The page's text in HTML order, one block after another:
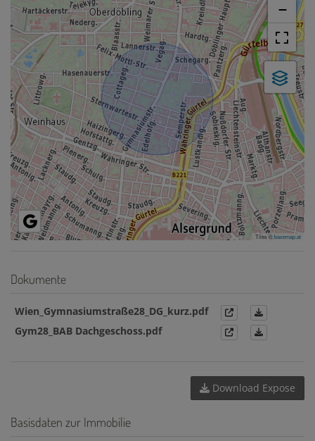
−
Tiles ©basemap.at
Dokumente
Wien_Gymnasiumstraße28_DG_kurz.pdf
Gym28_BAB Dachgeschoss.pdf
Download Expose
Basisdaten zur Immobilie